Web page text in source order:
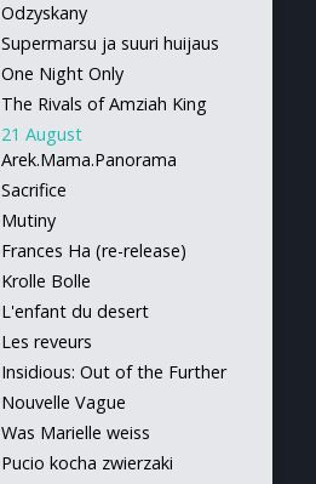
Odzyskany
Supermarsu ja suuri huijaus
One Night Only
The Rivals of Amziah King
21 August
Arek.Mama.Panorama
Sacrifice
Mutiny
Frances Ha (re-release)
Krolle Bolle
L'enfant du desert
Les reveurs
Insidious: Out of the Further
Nouvelle Vague
Was Marielle weiss
Pucio kocha zwierzaki